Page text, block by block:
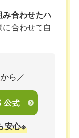
み合わせたハ
合わせて自
から／
公式
安心※